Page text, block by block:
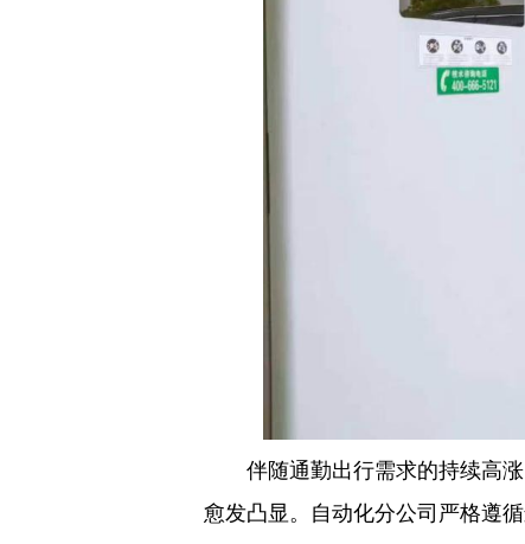
伴随通勤出行需求的持续高涨
愈发凸显。自动化分公司严格遵